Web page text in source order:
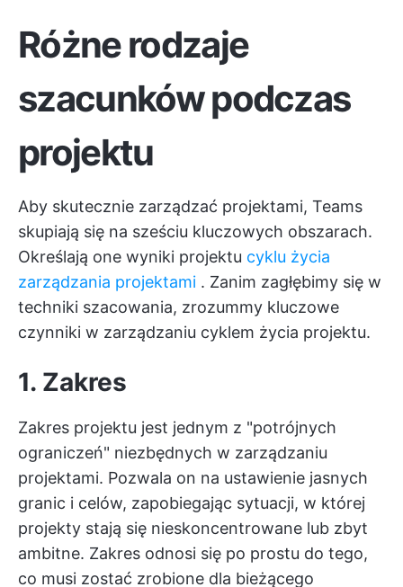
Różne rodzaje
szacunków podczas
projektu
Aby skutecznie zarządzać projektami, Teams
skupiają się na sześciu kluczowych obszarach.
Określają one wyniki projektu cyklu życia
zarządzania projektami . Zanim zagłębimy się w
techniki szacowania, zrozummy kluczowe
czynniki w zarządzaniu cyklem życia projektu.
1. Zakres
Zakres projektu jest jednym z "potrójnych
ograniczeń" niezbędnych w zarządzaniu
projektami. Pozwala on na ustawienie jasnych
granic i celów, zapobiegając sytuacji, w której
projekty stają się nieskoncentrowane lub zbyt
ambitne. Zakres odnosi się po prostu do tego,
co musi zostać zrobione dla bieżącego